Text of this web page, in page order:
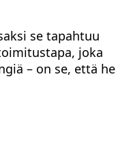
se tapahtuu
joka
– on se, että he